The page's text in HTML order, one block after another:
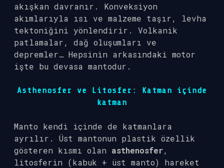
akışkan davranır. Konveksiyon
akımlarıyla ısı ve malzeme taşır, levha
tektoniğini yönlendirir. Volkanik
patlamalar, dağ oluşumları ve
depremler… Hepsinin arkasındaki motor
işte bu devasa mantodur.
Asthenosfer ve Litosfer: Katman içinde
katman
Manto kendi içinde de katmanlara
ayrılır. Üst mantonun plastik özellik
gösteren kısmı olan asthenosfer,
litosferin (kabuk + üst manto) hareket